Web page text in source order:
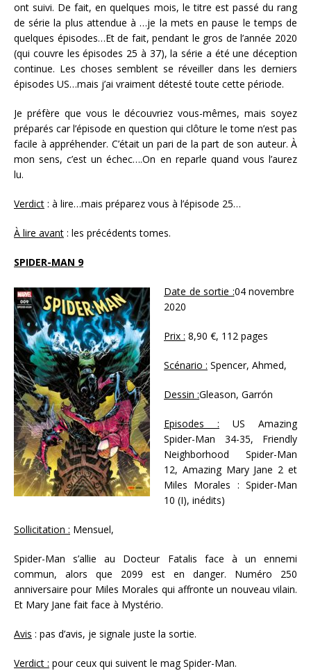
ont suivi. De fait, en quelques mois, le titre est passé du rang
de série la plus attendue à …je la mets en pause le temps de
quelques épisodes…Et de fait, pendant le gros de l’année 2020
(qui couvre les épisodes 25 à 37), la série a été une déception
continue. Les choses semblent se réveiller dans les derniers
épisodes US…mais j’ai vraiment détesté toute cette période.
Je préfère que vous le découvriez vous-mêmes, mais soyez
préparés car l’épisode en question qui clôture le tome n’est pas
facile à appréhender. C’était un pari de la part de son auteur. À
mon sens, c’est un échec….On en reparle quand vous l’aurez
lu.
Verdict : à lire…mais préparez vous à l’épisode 25…
À lire avant : les précédents tomes.
SPIDER-MAN 9
Date de sortie :04 novembre
2020
Prix : 8,90 €, 112 pages
Scénario : Spencer, Ahmed,
Dessin :Gleason, Garrón
Episodes : US Amazing
Spider-Man 34-35, Friendly
Neighborhood Spider-Man
12, Amazing Mary Jane 2 et
Miles Morales : Spider-Man
10 (I), inédits)
Sollicitation : Mensuel,
Spider-Man s’allie au Docteur Fatalis face à un ennemi
commun, alors que 2099 est en danger. Numéro 250
anniversaire pour Miles Morales qui affronte un nouveau vilain.
Et Mary Jane fait face à Mystério.
Avis : pas d’avis, je signale juste la sortie.
Verdict : pour ceux qui suivent le mag Spider-Man.